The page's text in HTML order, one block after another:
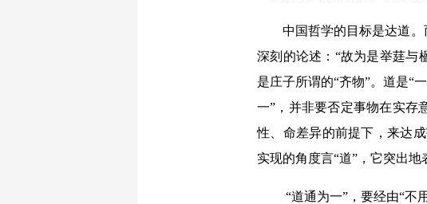
中国哲学的目标是达道
深刻的论述：“故为是举莛与
是庄子所谓的“齐物”。道是“
一”，并非要否定事物在实存
性、命差异的前提下，来达
实现的角度言“道”，它突出地
“道通为一”，要经由“不